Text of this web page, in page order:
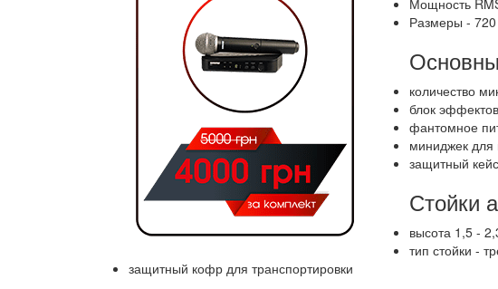
Размеры -
количество
блок эффектов
фантомное
миниджек
защитный
Стойки
высота 1,5 -
тип стойки -
защитный кофр для транспортировки